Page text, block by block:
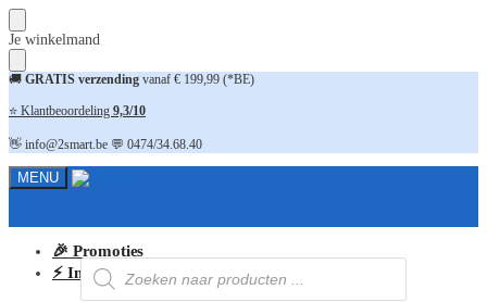
Skip
to
navigation
Skip
to
content
Je winkelmand
🚚 GRATIS verzending vanaf € 199,99 (*BE)
⭐ Klantbeoordeling 9,3/10
👋 info@2smart.be 💬 0474/34.68.40
MENU
Producten
zoeken
🎉 Promoties
⚡ Installatiematerialen